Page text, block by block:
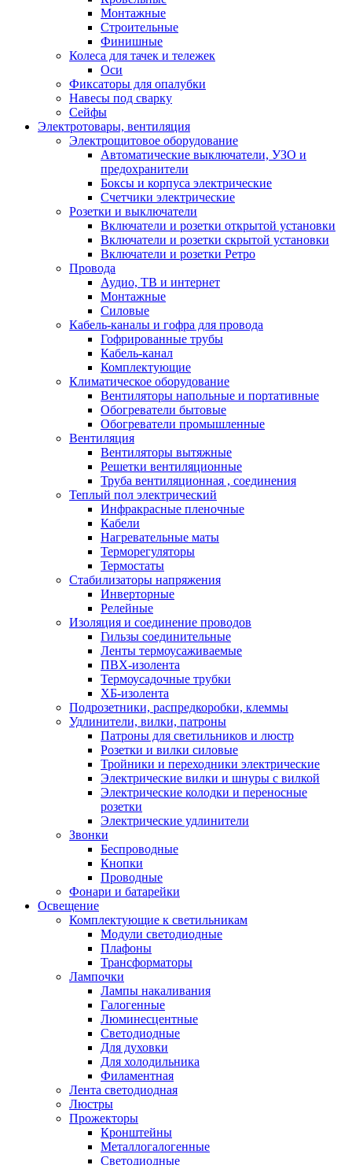
Монтажные
Строительные
Финишные
Колеса для тачек и тележек
Оси
Фиксаторы для опалубки
Навесы под сварку
Сейфы
Электротовары, вентиляция
Электрощитовое оборудование
Автоматические выключатели, УЗО и
предохранители
Боксы и корпуса электрические
Счетчики электрические
Розетки и выключатели
Включатели и розетки открытой установки
Включатели и розетки скрытой установки
Включатели и розетки Ретро
Провода
Аудио, ТВ и интернет
Монтажные
Силовые
Кабель-каналы и гофра для провода
Гофрированные трубы
Кабель-канал
Комплектующие
Климатическое оборудование
Вентиляторы напольные и портативные
Обогреватели бытовые
Обогреватели промышленные
Вентиляция
Вентиляторы вытяжные
Решетки вентиляционные
Труба вентиляционная , соединения
Теплый пол электрический
Инфракрасные пленочные
Кабели
Нагревательные маты
Терморегуляторы
Термостаты
Стабилизаторы напряжения
Инверторные
Релейные
Изоляция и соединение проводов
Гильзы соединительные
Ленты термоусаживаемые
ПВХ-изолента
Термоусадочные трубки
ХБ-изолента
Подрозетники, распредкоробки, клеммы
Удлинители, вилки, патроны
Патроны для светильников и люстр
Розетки и вилки силовые
Тройники и переходники электрические
Электрические вилки и шнуры с вилкой
Электрические колодки и переносные
розетки
Электрические удлинители
Звонки
Беспроводные
Кнопки
Проводные
Фонари и батарейки
Освещение
Комплектующие к светильникам
Модули светодиодные
Плафоны
Трансформаторы
Лампочки
Лампы накаливания
Галогенные
Люминесцентные
Светодиодные
Для духовки
Для холодильника
Филаментная
Лента светодиодная
Люстры
Прожекторы
Кронштейны
Металлогалогенные
Светодиодные